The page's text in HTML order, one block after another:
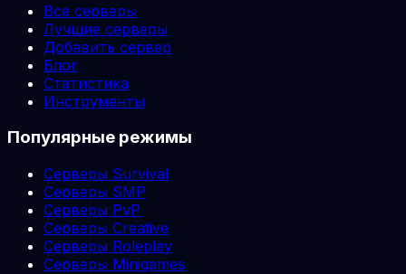
Все серверы
Лучшие серверы
Добавить сервер
Блог
Статистика
Инструменты
Популярные режимы
Серверы Survival
Серверы SMP
Серверы PvP
Серверы Creative
Серверы Roleplay
Серверы Minigames